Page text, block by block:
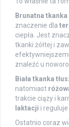
Brunatna
znaczenie dla
ciepła. Jest
tkanki żółtej i
znaleźć u
Biała tkanka
natomiast
trakcie ciąży i
laktacji i reguluje
Ostatnio coraz